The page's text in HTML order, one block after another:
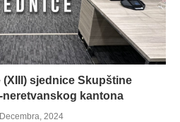
(XIII) sjednice Skupštine
neretvanskog kantona
2024